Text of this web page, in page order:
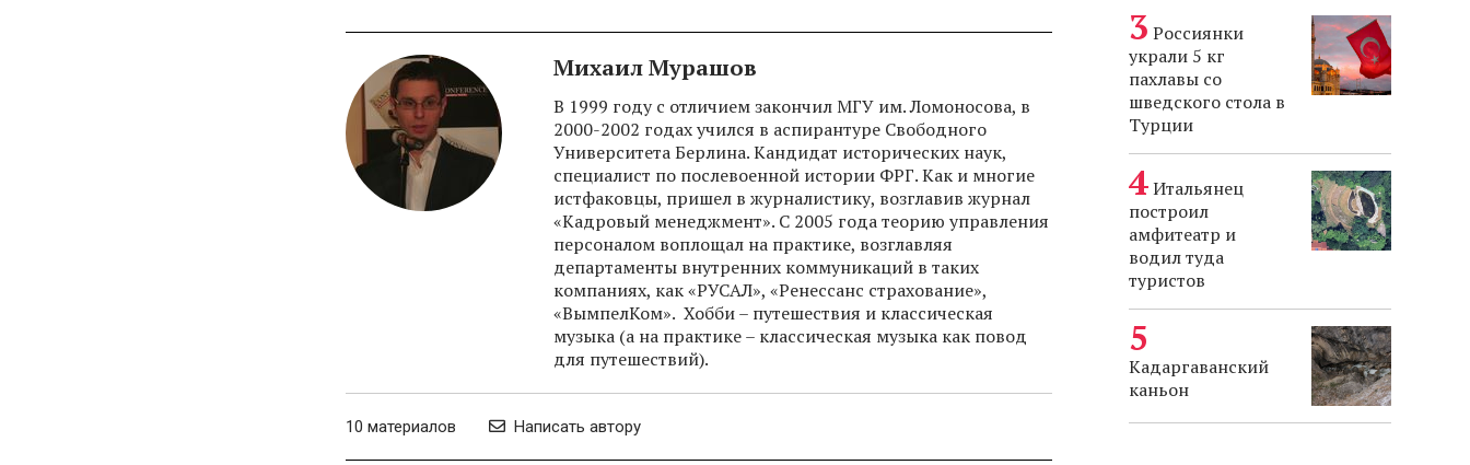
Михаил Мурашов
В 1999 году с отличием закончил МГУ им. Ломоносова, в
2000-2002 годах учился в аспирантуре Свободного
Университета Берлина. Кандидат исторических наук,
специалист по послевоенной истории ФРГ. Как и многие
истфаковцы, пришел в журналистику, возглавив журнал
«Кадровый менеджмент». С 2005 года теорию управления
персоналом воплощал на практике, возглавляя
департаменты внутренних коммуникаций в таких
компаниях, как «РУСАЛ», «Ренессанс страхование»,
«ВымпелКом». Хобби – путешествия и классическая
музыка (а на практике – классическая музыка как повод
для путешествий).
10 материалов Написать автору
Россиянки
украли 5 кг
пахлавы со
шведского стола в
Турции
Итальянец
построил
амфитеатр и
водил туда
туристов
Кадаргаванский
каньон